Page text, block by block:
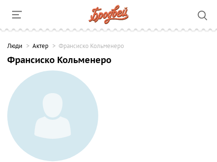
Люди Актер Франсиско Кольменеро
Франсиско Кольменеро